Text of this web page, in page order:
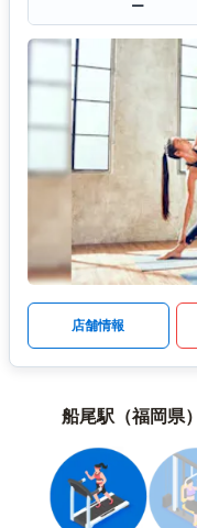
ー
店舗情報
船尾駅（福岡県